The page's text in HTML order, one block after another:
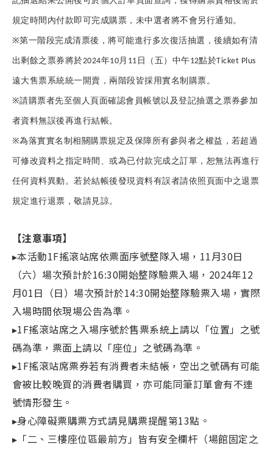
規定時間內付款即可完成購票，未中選者將不會另行通知。
※第一階段完成清票後，將可能進行多次復活抽選，後續如有清
出剩餘之票券將於2024年10月11日（五）中午12點於Ticket Plus
遠大售票系統統一開賣，兩階段皆採用實名制購票。
※請購票者先至個人頁面確認會員帳號以及登記抽選之票券參加
者資料無誤後再進行結帳。
※為落實實名制相關購票規定及保障所有參與者之權益，若超過
可修改資料之指定時間、或為已付款完成之訂單，恕無法再進行
任何資料異動。若於結帳後發現資料有誤者請依照頁面中之退票
規定進行退票，敬請見諒。
【注意事項】
▸本活動1F搖滾站席依票面序號整隊入場，11月30日
（六）場次預計於16:30開始整隊驗票入場，2024年12
月01日（日）場次預計於14:30開始整隊驗票入場，實際
入場時間依現場公告為準。
▸1F搖滾站席之入場序號於售票系統上請以「位置」之號
碼為準，票面上請以「座位」之號碼為準。
▸1F搖滾站席票券若有消費者未結帳，空出之號碼有可能
會被比較晚買的消費者購買，亦可能同筆訂單會有不連
號情形發生。
▸身心障礙票購票方式請見購票提醒第13點。
▸「二、三樓座位區最前方」皆有安全欄杆（場館固定之